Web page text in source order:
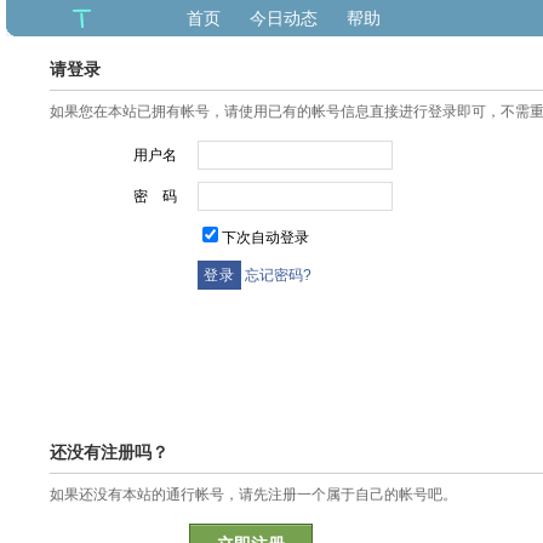
首页 今日动态 帮助
请登录
如果您在本站已拥有帐号，请使用已有的帐号信息直接进行登录即可，不需
用户名
密 码
下次自动登录
忘记密码?
还没有注册吗？
如果还没有本站的通行帐号，请先注册一个属于自己的帐号吧。